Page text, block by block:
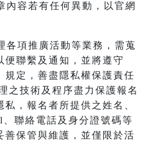
內容若有任何異動 ，
以官網
各項推廣活動等業務，需蒐
便聯繫及通知，並將遵守
規定，善盡隱私權保護責任
之技術及程序盡力保護報名
私，報名者所提供之姓名、
、聯絡電話及身分證號碼等
善保管與維護，並僅限於活